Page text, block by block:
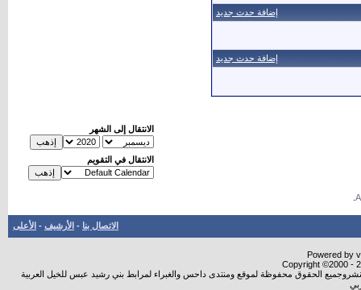
إضافة حدث جديد
إضافة حدث جديد
الانتقال إلى الشهر
الانتقال في التقويم
الاتصال بنا - الأرشيف - الأعلى
Powered by
Copyright ©2000 -
الحقوق محفوظة لموقع ومنتدى داحس والغبراء لمرابط بني رشيد عبس للخيل العربية